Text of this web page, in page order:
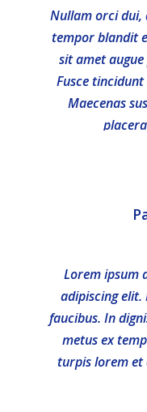
Nullam orci dui,
tempor blandit
sit amet
Fusce
Maecenas
Lorem ipsum
adipiscing
faucibus. In
metus ex
turpis lorem et